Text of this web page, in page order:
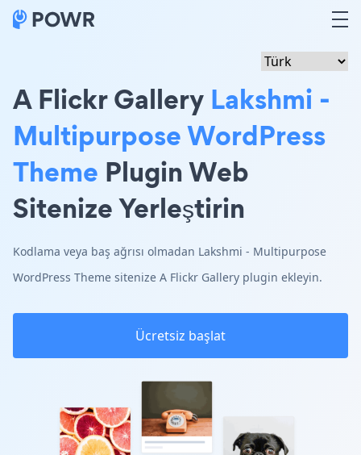
A Flickr Gallery Lakshmi -
Multipurpose WordPress
Theme Plugin Web
Sitenize Yerleştirin
Kodlama veya baş ağrısı olmadan Lakshmi - Multipurpose
WordPress Theme sitenize A Flickr Gallery plugin ekleyin.
Ücretsiz başlat